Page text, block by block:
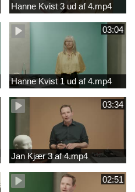
Hanne Kvist 3 ud af 4.mp4
03:04
Hanne Kvist 1 ud af 4.mp4
03:34
Jan Kjær 3 af 4.mp4
02:51